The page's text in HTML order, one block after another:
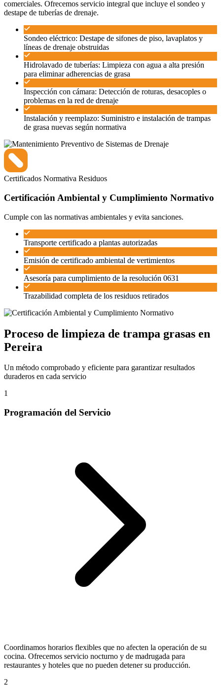
comerciales. Ofrecemos servicio integral que incluye el sondeo y
destape de tuberías de drenaje.
Sondeo eléctrico: Destape de sifones de piso, lavaplatos y
líneas de drenaje obstruidas
Hidrolavado de tuberías: Limpieza con agua a alta presión
para eliminar adherencias de grasa
Inspección con cámara: Detección de roturas, desacoples o
problemas en la red de drenaje
Instalación y reemplazo: Suministro e instalación de trampas
de grasa nuevas según normativa
Certificados Normativa Residuos
Certificación Ambiental y Cumplimiento Normativo
Cumple con las normativas ambientales y evita sanciones.
Transporte certificado a plantas autorizadas
Emisión de certificado ambiental de vertimientos
Asesoría para cumplimiento de la resolución 0631
Trazabilidad completa de los residuos retirados
Proceso de limpieza de trampa grasas en
Pereira
Un método comprobado y eficiente para garantizar resultados
duraderos en cada servicio
1
Programación del Servicio
Coordinamos horarios flexibles que no afecten la operación de su
cocina. Ofrecemos servicio nocturno y de madrugada para
restaurantes y hoteles que no pueden detener su producción.
2